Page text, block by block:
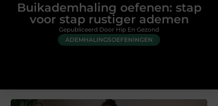
Buikademhaling oefenen: stap
voor stap rustiger ademen
ADEMHALINGSOEFENINGEN
Gepubliceerd Door Hip En Gezond